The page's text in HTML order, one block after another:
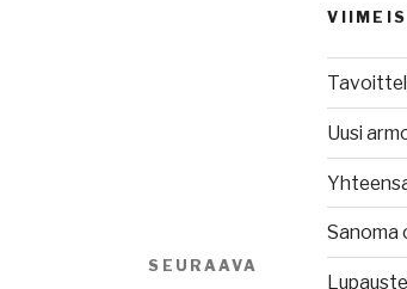
Seuraava
SEURAAVA
Uusi
Sanoma